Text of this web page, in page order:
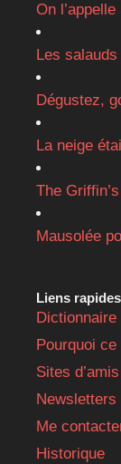
On
Les
Dégustez,
La neige
The
Mausolée
Liens rapides
Dictionnaire
Pourquoi ce
Sites d’amis
Newsletters
Me
Historique